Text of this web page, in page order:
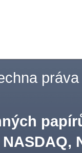
práva
NASDAQ,